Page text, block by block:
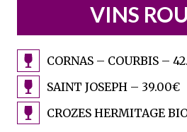
VINS
CORNAS – COURBIS –
SAINT JOSEPH – 39.00€
CROZES HERMITAGE